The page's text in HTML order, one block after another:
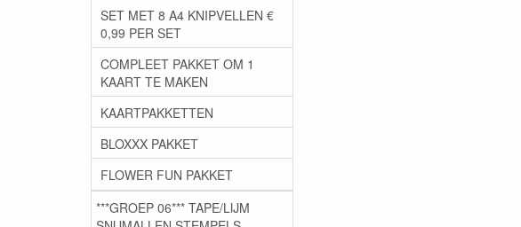
SET MET 8 A4 KNIPVELLEN €
0,99 PER SET
COMPLEET PAKKET OM 1
KAART TE MAKEN
KAARTPAKKETTEN
BLOXXX PAKKET
FLOWER FUN PAKKET
***GROEP 06*** TAPE/LIJM